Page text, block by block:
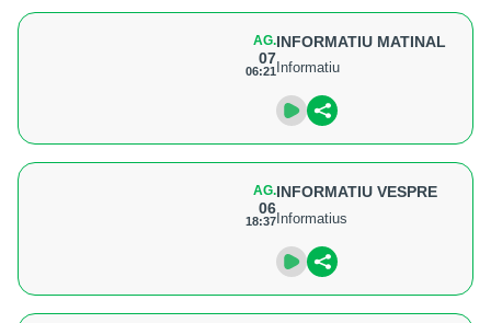
AG.
07
06:21
INFORMATIU MATINAL
Informatiu
AG.
06
18:37
INFORMATIU VESPRE
Informatius